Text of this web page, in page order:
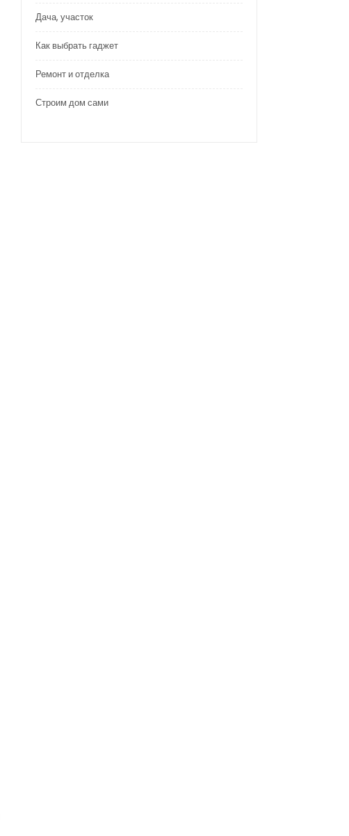
Дача, участок
Как выбрать гаджет
Ремонт и отделка
Строим дом сами